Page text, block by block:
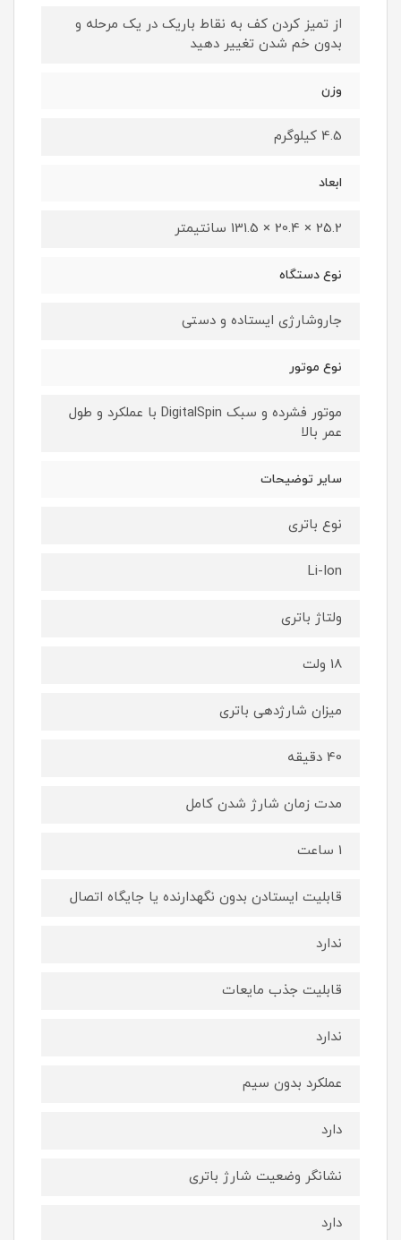
از تمیز کردن کف به نقاط باریک در یک مرحله و
بدون خم شدن تغییر دهید
وزن
4.5 کیلوگرم
ابعاد
25.2 × 20.4 × 131.5 سانتیمتر
نوع دستگاه
جاروشارژی ایستاده و دستی
نوع موتور
موتور فشرده و سبک DigitalSpin با عملکرد و طول
عمر بالا
سایر توضیحات
نوع باتری
Li-Ion
ولتاژ باتری
18 ولت
میزان شارژدهی باتری
40 دقیقه
مدت زمان شارژ شدن کامل
1 ساعت
قابلیت ایستادن بدون نگهدارنده یا جایگاه اتصال
ندارد
قابلیت جذب مایعات
ندارد
عملکرد بدون سیم
دارد
نشانگر وضعیت شارژ باتری
دارد